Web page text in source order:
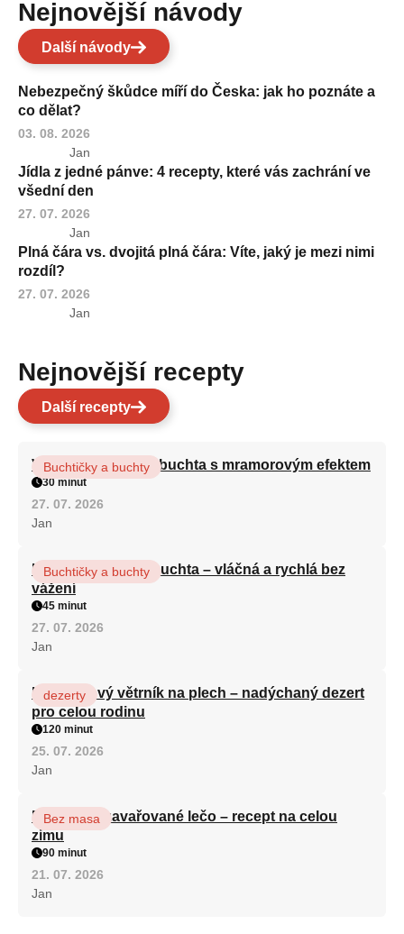
Nejnovější návody
Další návody
Nebezpečný škůdce míří do Česka: jak ho poznáte a
co dělat?
03. 08. 2026
Jan
Jídla z jedné pánve: 4 recepty, které vás zachrání ve
všední den
27. 07. 2026
Jan
Plná čára vs. dvojitá plná čára: Víte, jaký je mezi nimi
rozdíl?
27. 07. 2026
Jan
Nejnovější recepty
Další recepty
Vláčná olejová litá buchta s mramorovým efektem
Buchtičky a buchty
30 minut
27. 07. 2026
Jan
Hrnková maková buchta – vláčná a rychlá bez
vážení
Buchtičky a buchty
45 minut
27. 07. 2026
Jan
Karamelový větrník na plech – nadýchaný dezert
pro celou rodinu
dezerty
120 minut
25. 07. 2026
Jan
Babiččino zavařované lečo – recept na celou
zimu
Bez masa
90 minut
21. 07. 2026
Jan